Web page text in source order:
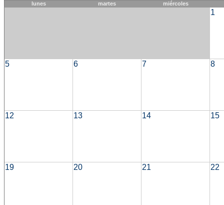
lunes
martes miércoles
1
5 6 7 8
12 13 14 15
19 20 21 22